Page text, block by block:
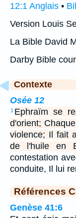
12:1 Anglais •
Version Louis
La Bible David
Darby Bible
Contexte
Osée 12
1 Ephraïm se
d'orient;
violence; Il fait
de l'huile en
contestation
conduite, Il lui
Références
Genèse 41:6